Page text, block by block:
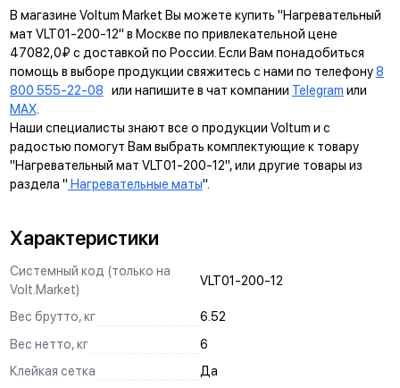
В магазине Voltum Market Вы можете купить "Нагревательный
мат VLT01-200-12" в Москве по привлекательной цене
47082,0₽ с доставкой по России. Если Вам понадобиться
помощь в выборе продукции свяжитесь с нами по телефону8
800 555-22-08 или напишите в чат компании Telegram или
MAX.
Наши специалисты знают все о продукции Voltum и с
радостью помогут Вам выбрать комплектующие к товару
"Нагревательный мат VLT01-200-12", или другие товары из
раздела " Нагревательные маты".
Характеристики
Системный код (только на
Volt.Market)
VLT01-200-12
Вес брутто, кг
6.52
Вес нетто, кг
6
Клейкая сетка
Да